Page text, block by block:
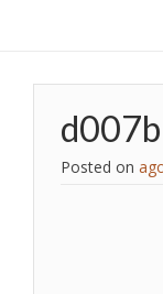
d007b
Posted on